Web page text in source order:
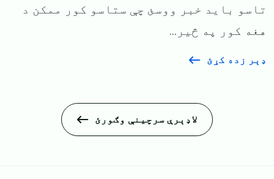
تاسو باید خبر ووسئ چې ستاسو کور ممکن د
هغه کور په څیر...
ډېر زده کړئ
لاډېرې سرچینې وګورئ